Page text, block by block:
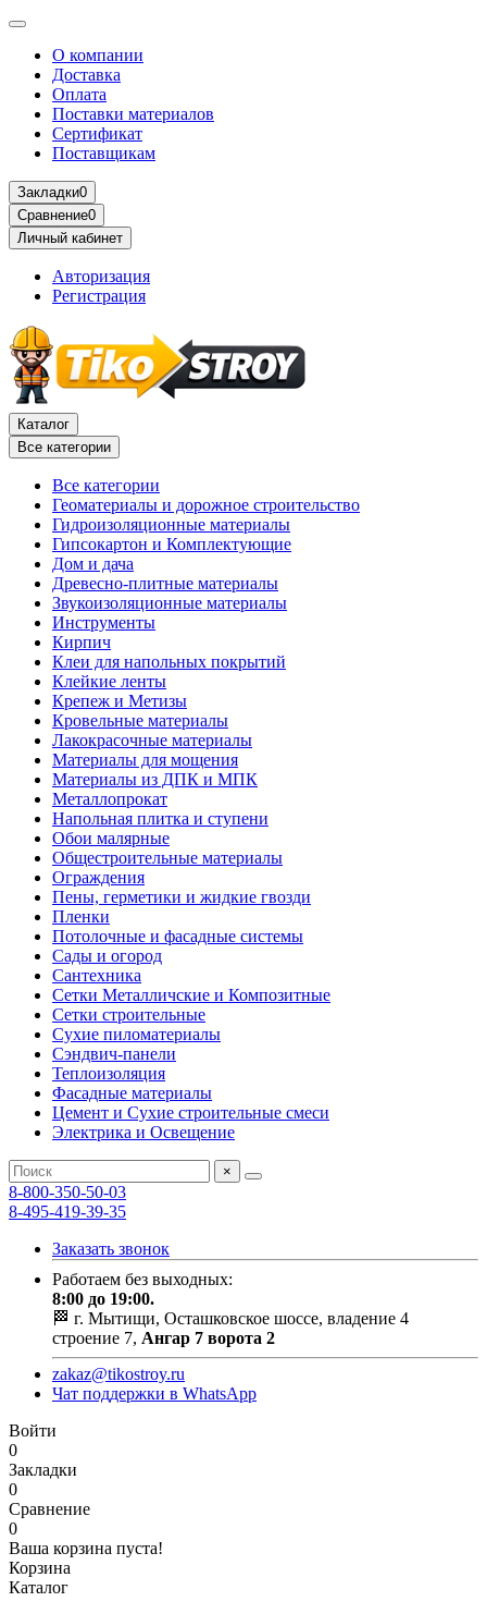
О компании
Доставка
Оплата
Поставки материалов
Сертификат
Поставщикам
Закладки0
Сравнение0
Личный кабинет
Авторизация
Регистрация
Каталог
Все категории
Все категории
Геоматериалы и дорожное строительство
Гидроизоляционные материалы
Гипсокартон и Комплектующие
Дом и дача
Древесно-плитные материалы
Звукоизоляционные материалы
Инструменты
Кирпич
Клеи для напольных покрытий
Клейкие ленты
Крепеж и Метизы
Кровельные материалы
Лакокрасочные материалы
Материалы для мощения
Материалы из ДПК и МПК
Металлопрокат
Напольная плитка и ступени
Обои малярные
Общестроительные материалы
Ограждения
Пены, герметики и жидкие гвозди
Пленки
Потолочные и фасадные системы
Сады и огород
Сантехника
Сетки Металличские и Композитные
Сетки строительные
Сухие пиломатериалы
Сэндвич-панели
Теплоизоляция
Фасадные материалы
Цемент и Сухие строительные смеси
Электрика и Освещение
×
8-800-350-50-03
8-495-419-39-35
Заказать звонок
Работаем без выходных:
8:00 до 19:00.
🏁 г. Мытищи, Осташковское шоссе, владение 4
строение 7, Ангар 7 ворота 2
zakaz@tikostroy.ru
Чат поддержки в WhatsApp
Войти
0
Закладки
0
Сравнение
0
Ваша корзина пуста!
Корзина
Каталог